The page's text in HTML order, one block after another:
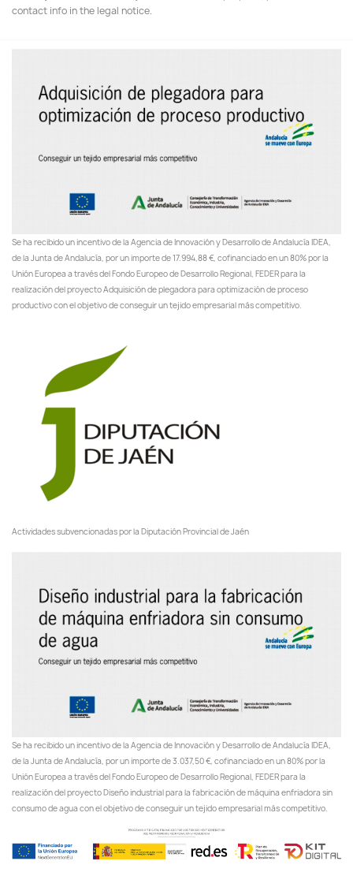
contact info in the legal notice.
Se ha recibido un incentivo de la Agencia de Innovación y Desarrollo de Andalucía IDEA,
de la Junta de Andalucía, por un importe de 17.994,88 €, cofinanciado en un 80% por la
Unión Europea a través del Fondo Europeo de Desarrollo Regional, FEDER para la
realización del proyecto Adquisición de plegadora para optimización de proceso
productivo con el objetivo de conseguir un tejido empresarial más competitivo.
Actividades subvencionadas por la Diputación Provincial de Jaén
Se ha recibido un incentivo de la Agencia de Innovación y Desarrollo de Andalucía IDEA,
de la Junta de Andalucía, por un importe de 3.037,50 €, cofinanciado en un 80% por la
Unión Europea a través del Fondo Europeo de Desarrollo Regional, FEDER para la
realización del proyecto Diseño industrial para la fabricación de máquina enfriadora sin
consumo de agua con el objetivo de conseguir un tejido empresarial más competitivo.